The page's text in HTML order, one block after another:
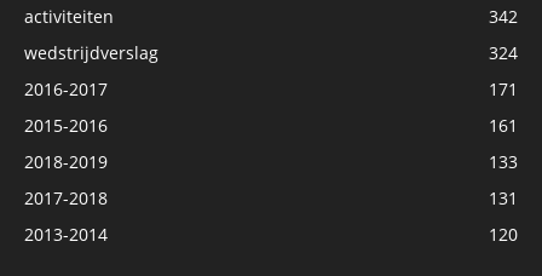
activiteiten
342
wedstrijdverslag
324
2016-2017
171
2015-2016
161
2018-2019
133
2017-2018
131
2013-2014
120